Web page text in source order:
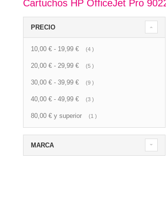
Cartuchos HP OfficeJet Pro
PRECIO
10,00 € - 19,99 € 4 artículo
20,00 € - 29,99 € 5 artículo
30,00 € - 39,99 € 9 artículo
40,00 € - 49,99 € 3 artículo
80,00 € y superior 1 artículo
MARCA